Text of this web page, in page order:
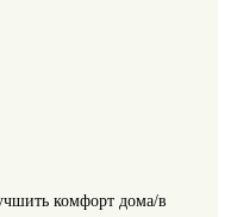
комфорт дома/в